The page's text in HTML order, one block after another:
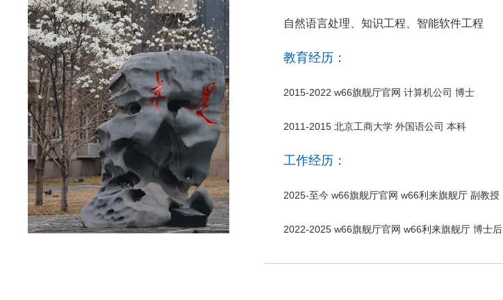
自然语言处理、知识工程、智能软件工程
教育经历：
2015-2022 w66旗舰厅官网 计算机公司 博士
2011-2015 北京工商大学 外国语公司 本科
工作经历：
2025-至今 w66旗舰厅官网 w66利来旗舰厅 副教授
2022-2025 w66旗舰厅官网 w66利来旗舰厅 博士后